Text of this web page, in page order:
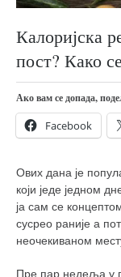
ћирилица
породичне
прота Воја
уместо твитера
азбуки и
Окинава
најновије на
Калоријска
пост? Како
Ако вам се допада,
Facebook
Ових дана је
који једе једном
ја сам се
сусрео раније а
неочекиваном
Пре пар недеља у